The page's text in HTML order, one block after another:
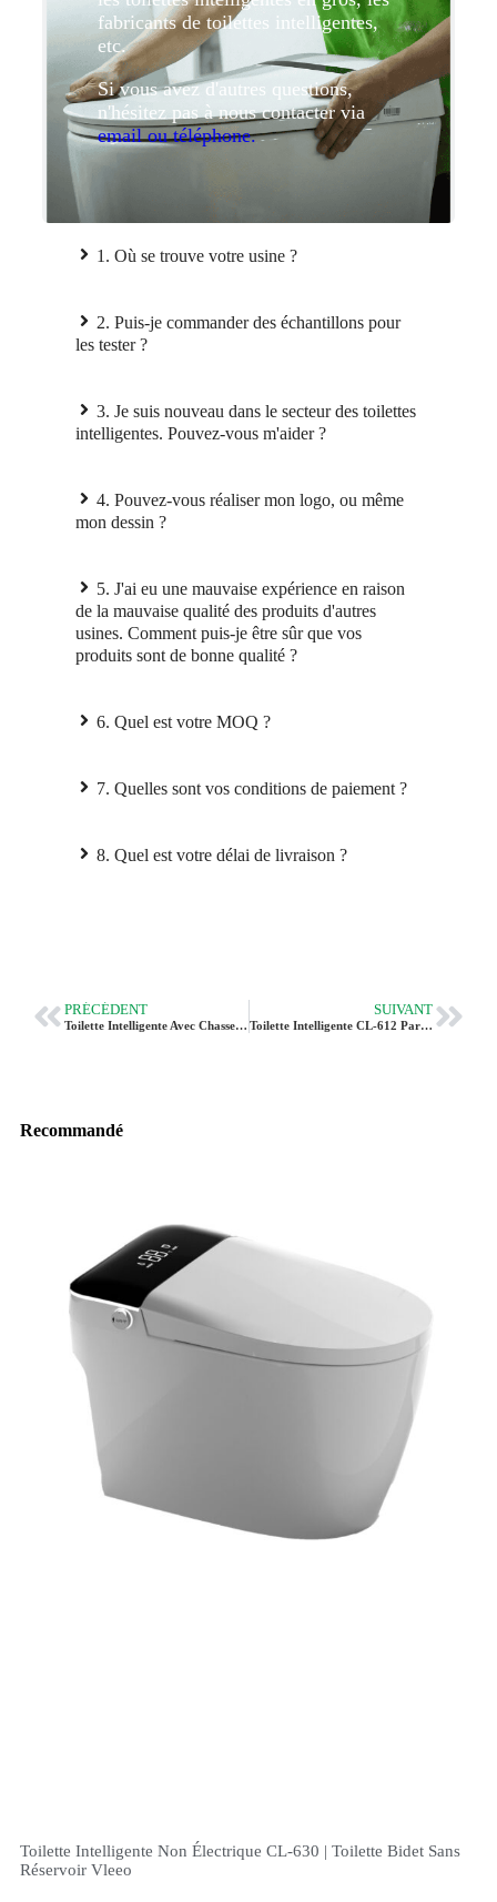
fabricants de toilettes intelligentes,
etc.
Si vous avez d'autres questions,
n'hésitez pas à nous contacter via
email ou téléphone.
1. Où se trouve votre usine ?
2. Puis-je commander des échantillons pour
les tester ?
3. Je suis nouveau dans le secteur des toilettes
intelligentes. Pouvez-vous m'aider ?
4. Pouvez-vous réaliser mon logo, ou même
mon dessin ?
5. J'ai eu une mauvaise expérience en raison
de la mauvaise qualité des produits d'autres
usines. Comment puis-je être sûr que vos
produits sont de bonne qualité ?
6. Quel est votre MOQ ?
7. Quelles sont vos conditions de paiement ?
8. Quel est votre délai de livraison ?
PRÉCÉDENT
Toilette Intelligente Avec Chasse D'eau Automatique Et Affichage LED
SUIVANT
Toilette Intelligente CL-612 Par Smart Toilet OEM Manufacturer Vleeo
Recommandé
Toilette Intelligente Non Électrique CL-630 | Toilette Bidet Sans
Réservoir Vleeo